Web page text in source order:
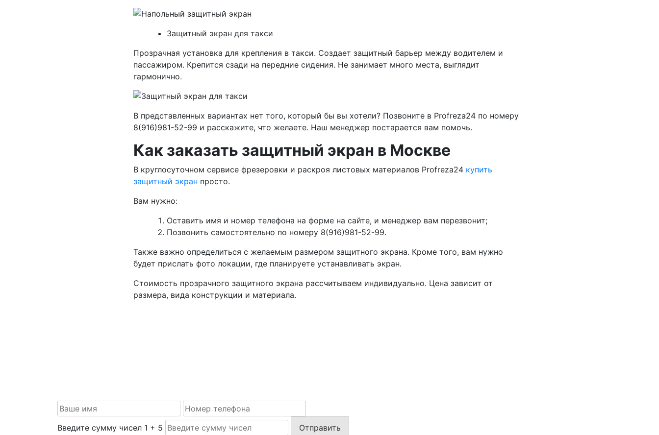
Защитный экран для такси
Прозрачная установка для крепления в такси. Создает защитный барьер между водителем и
пассажиром. Крепится сзади на передние сидения. Не занимает много места, выглядит
гармонично.
В представленных вариантах нет того, который бы вы хотели? Позвоните в Profreza24 по номеру
8(916)981-52-99 и расскажите, что желаете. Наш менеджер постарается вам помочь.
Как заказать защитный экран в Москве
В круглосуточном сервисе фрезеровки и раскроя листовых материалов Profreza24 купить
защитный экран просто.
Вам нужно:
Оставить имя и номер телефона на форме на сайте, и менеджер вам перезвонит;
Позвонить самостоятельно по номеру 8(916)981-52-99.
Также важно определиться с желаемым размером защитного экрана. Кроме того, вам нужно
будет прислать фото локации, где планируете устанавливать экран.
Стоимость прозрачного защитного экрана рассчитываем индивидуально. Цена зависит от
размера, вида конструкции и материала.
Введите сумму чисел 1 + 5
Отправить